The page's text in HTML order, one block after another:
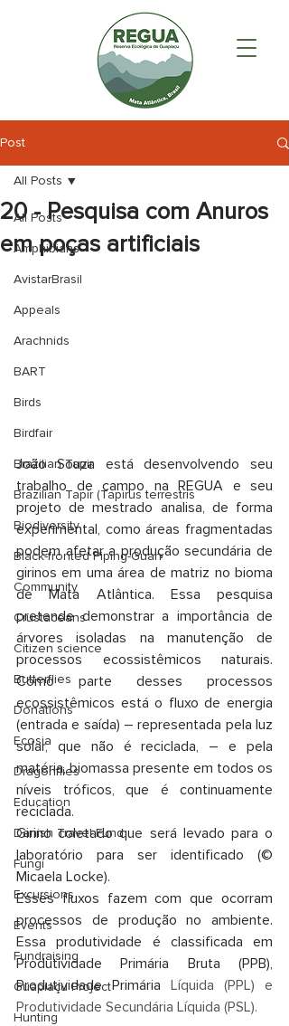
Post
All Posts
Amphibians
AvistarBrasil
Appeals
Arachnids
BART
Birds
Birdfair
Brazilian Tapir
Brazilian Tapir (Tapirus terrestris
Biodiversity
Black-fronted Piping-Guan
Community
Crustaceans
Citizen science
Butterflies
Donations
Ecosia
Dragonflies
Education
Danish Travel Fund
Fungi
Excursions
Events
Fundraising
Guapiaçu Project
Hunting
All Posts
20 - Pesquisa com Anuros
em poças artificiais
João Souza está desenvolvendo seu
trabalho de campo na REGUA e seu
projeto de mestrado analisa, de forma
experimental, como áreas fragmentadas
podem afetar a produção secundária de
girinos em uma área de matriz no bioma
de Mata Atlântica. Essa pesquisa
pretende demonstrar a importância de
árvores isoladas na manutenção de
processos ecossistêmicos naturais.
Como parte desses processos
ecossistêmicos está o fluxo de energia
(entrada e saída) – representada pela luz
solar, que não é reciclada, – e pela
matéria, biomassa presente em todos os
níveis tróficos, que é continuamente
reciclada.
Girino coletado que será levado para o
laboratório para ser identificado (©
Micaela Locke).
Esses fluxos fazem com que ocorram
processos de produção no ambiente.
Essa produtividade é classificada em
Produtividade Primária Bruta (PPB),
Produtividade Primária Líquida (PPL) e
Produtividade Secundária Líquida (PSL).